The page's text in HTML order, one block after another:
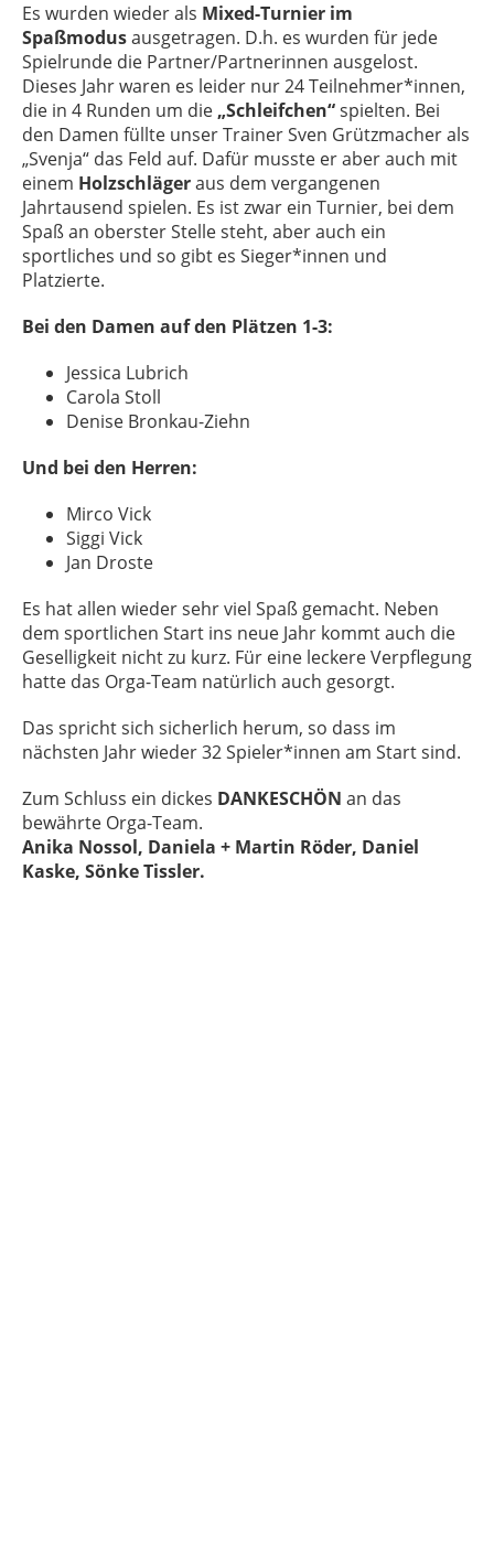
Es wurden wieder als Mixed-Turnier im
Spaßmodusausgetragen. D.h. es wurden für jede
Spielrunde die Partner/Partnerinnen ausgelost.
Dieses Jahr waren es leider nur 24 Teilnehmer*innen,
die in 4 Runden um die „Schleifchen“spielten. Bei
den Damen füllte unser Trainer Sven Grützmacher als
„Svenja“ das Feld auf. Dafür musste er aber auch mit
einem Holzschlägeraus dem vergangenen
Jahrtausend spielen. Es ist zwar ein Turnier, bei dem
Spaß an oberster Stelle steht, aber auch ein
sportliches und so gibt es Sieger*innen und
Platzierte.
Bei den Damen auf den Plätzen 1-3:
Jessica Lubrich
Carola Stoll
Denise Bronkau-Ziehn
Und bei den Herren:
Mirco Vick
Siggi Vick
Jan Droste
Es hat allen wieder sehr viel Spaß gemacht. Neben
dem sportlichen Start ins neue Jahr kommt auch die
Geselligkeit nicht zu kurz. Für eine leckere Verpflegung
hatte das Orga-Team natürlich auch gesorgt.
Das spricht sich sicherlich herum, so dass im
nächsten Jahr wieder 32 Spieler*innen am Start sind.
Zum Schluss ein dickes DANKESCHÖN an das
bewährte Orga-Team.
Anika Nossol, Daniela + Martin Röder, Daniel
Kaske, Sönke Tissler.